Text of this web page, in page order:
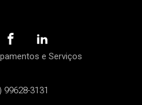
e Serviços
99628-3131